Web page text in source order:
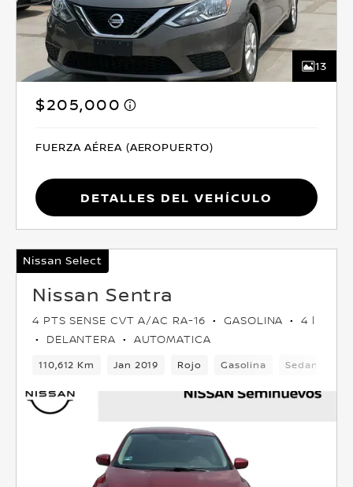
13
$205,000
FUERZA AÉREA (AEROPUERTO)
Detalles del vehículo
Nissan Select
Nissan Sentra
4 PTS SENSE CVT A/AC RA-16 GASOLINA
4 l
DELANTERA
AUTOMATICA
110,612 Km Jan 2019 Rojo Gasolina Sedan